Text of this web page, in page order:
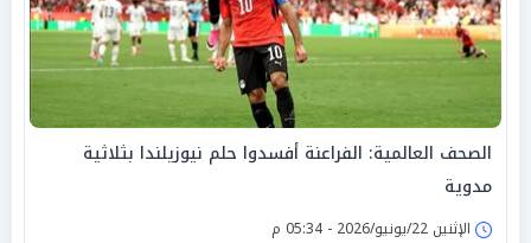
الصحف العالمية: الفراعنة أفسدوا حلم نيوزيلندا بثلاثية
مدوية
الإثنين 22/يونيو/2026 - 05:34 م